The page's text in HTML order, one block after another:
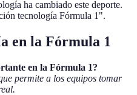
ha cambiado este deporte.
tecnología Fórmula 1".
en la Fórmula 1
en la Fórmula 1?
permite a los equipos tomar